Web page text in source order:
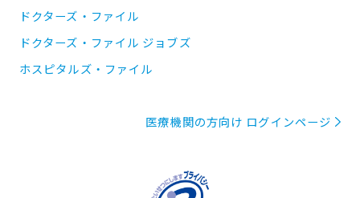
ドクターズ・ファイル
ドクターズ・ファイル ジョブズ
ホスピタルズ・ファイル
医療機関の方向け ログインページ